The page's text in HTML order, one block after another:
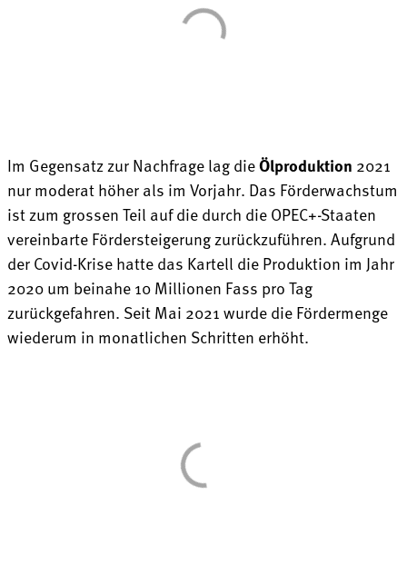
Im Gegensatz zur Nachfrage lag dieÖlproduktion 2021
nur moderat höher als im Vorjahr. Das Förderwachstum
ist zum grossen Teil auf die durch die OPEC+-Staaten
vereinbarte Fördersteigerung zurückzuführen. Aufgrund
der Covid-Krise hatte das Kartell die Produktion im Jahr
2020 um beinahe 10 Millionen Fass pro Tag
zurückgefahren. Seit Mai 2021 wurde die Fördermenge
wiederum in monatlichen Schritten erhöht.